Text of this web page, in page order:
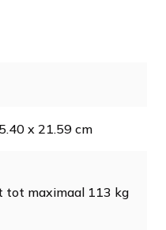
x 21.59 cm
tot maximaal 113 kg